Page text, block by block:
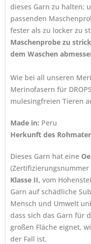
dieses Garn zu halten;
passenden
fester als zu locker zu
Maschenprobe zu
dem Waschen
Wie bei all unseren
Merinofasern für
mulesingfreien Tieren
Made in: Peru
Herkunft des
Dieses Garn hat eine
(Zertifizierungsnummer
Klasse II, vom
Garn auf schädliche
Mensch und Umwelt
dass sich das Garn für
großen Fläche eignet,
der Fall ist.